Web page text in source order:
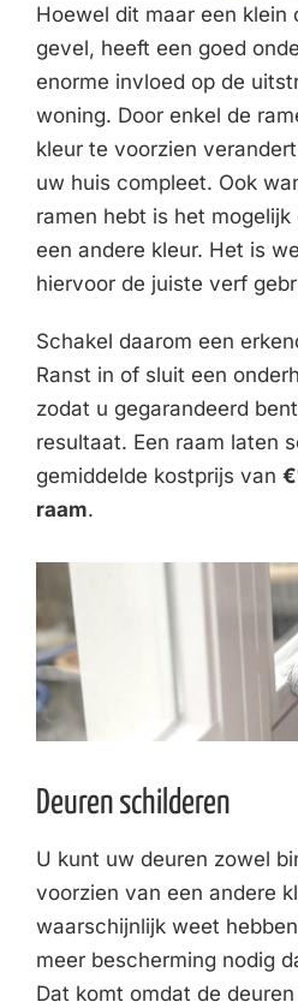
Hoewel dit maar een klein
gevel, heeft een goed
enorme invloed op de
woning. Door enkel de
kleur te voorzien
uw huis compleet. Ook
ramen hebt is het
een andere kleur. Het is
hiervoor de juiste verf
Schakel daarom een
Ranst in of sluit een
zodat u gegarandeerd
resultaat. Een raam laten
gemiddelde kostprijs van
raam.
Deuren schilderen
U kunt uw deuren zowel
voorzien van een andere
waarschijnlijk weet
meer bescherming nodig
Dat komt omdat de